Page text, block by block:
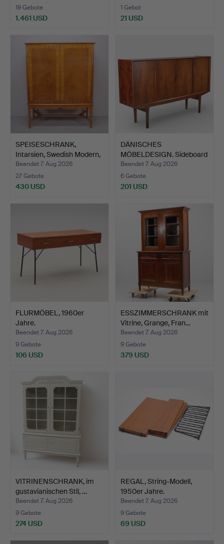
19 Gebote
1.461 USD
1 Gebot
21 USD
SPEISESCHRANK,
Intarsien, Swedish Modern,
…
Beendet 7. Aug 2026
27 Gebote
430 USD
DÄNISCHES
MÖBELDESIGN. Sideboard
aus Palis…
Beendet 7. Aug 2026
6 Gebote
201 USD
FLURMÖBEL, 1960er
Jahre.
Beendet 7. Aug 2026
9 Gebote
106 USD
ESSZIMMERSCHRANK mit
Vitrine, Grange, Fran…
Beendet 7. Aug 2026
9 Gebote
379 USD
VITRINENSCHRANK, im
gustavianischen Stil, …
Beendet 7. Aug 2026
9 Gebote
274 USD
REGAL, String-Modell,
1950er Jahre.
Beendet 7. Aug 2026
9 Gebote
69 USD